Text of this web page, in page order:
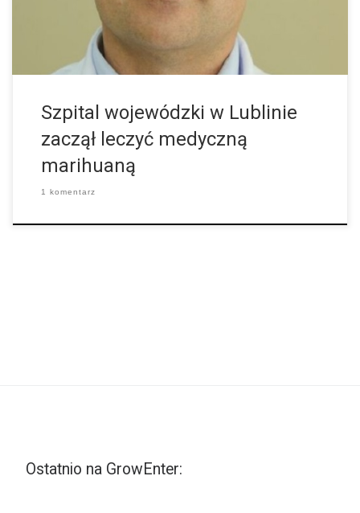
Szpital wojewódzki w Lublinie
zaczął leczyć medyczną
marihuaną
1 komentarz
Ostatnio na GrowEnter: